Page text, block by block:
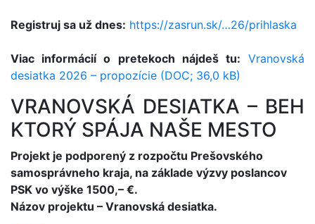
Registruj sa už dnes: https://zasrun.sk/…26/prihlaska
Viac informácií o pretekoch nájdeš tu:
Vranovská
desiatka 2026 – propozície (DOC; 36,0 kB)
VRANOVSKÁ DESIATKA – BEH
KTORÝ SPÁJA NAŠE MESTO
Projekt je podporený z rozpočtu Prešovského
samosprávneho kraja, na základe výzvy poslancov
PSK vo výške 1500,– €.
Názov projektu – Vranovská desiatka.